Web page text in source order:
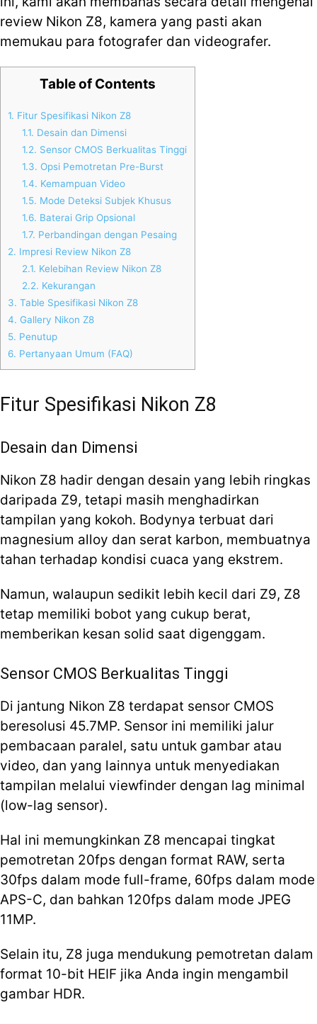
review Nikon Z8, kamera yang pasti akan
memukau para fotografer dan videografer.
Table of Contents
1. Fitur Spesifikasi Nikon Z8
1.1. Desain dan Dimensi
1.2. Sensor CMOS Berkualitas Tinggi
1.3. Opsi Pemotretan Pre-Burst
1.4. Kemampuan Video
1.5. Mode Deteksi Subjek Khusus
1.6. Baterai Grip Opsional
1.7. Perbandingan dengan Pesaing
2. Impresi Review Nikon Z8
2.1. Kelebihan Review Nikon Z8
2.2. Kekurangan
3. Table Spesifikasi Nikon Z8
4. Gallery Nikon Z8
5. Penutup
6. Pertanyaan Umum (FAQ)
Fitur Spesifikasi Nikon Z8
Desain dan Dimensi
Nikon Z8 hadir dengan desain yang lebih ringkas
daripada Z9, tetapi masih menghadirkan
tampilan yang kokoh. Bodynya terbuat dari
magnesium alloy dan serat karbon, membuatnya
tahan terhadap kondisi cuaca yang ekstrem.
Namun, walaupun sedikit lebih kecil dari Z9, Z8
tetap memiliki bobot yang cukup berat,
memberikan kesan solid saat digenggam.
Sensor CMOS Berkualitas Tinggi
Di jantung Nikon Z8 terdapat sensor CMOS
beresolusi 45.7MP. Sensor ini memiliki jalur
pembacaan paralel, satu untuk gambar atau
video, dan yang lainnya untuk menyediakan
tampilan melalui viewfinder dengan lag minimal
(low-lag sensor).
Hal ini memungkinkan Z8 mencapai tingkat
pemotretan 20fps dengan format RAW, serta
30fps dalam mode full-frame, 60fps dalam mode
APS-C, dan bahkan 120fps dalam mode JPEG
11MP.
Selain itu, Z8 juga mendukung pemotretan dalam
format 10-bit HEIF jika Anda ingin mengambil
gambar HDR.